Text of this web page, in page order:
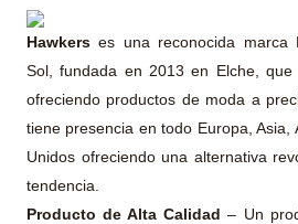
Hawkerses una reconocida marca
Sol, fundada en 2013 en Elche,
ofreciendo productos de moda a
tiene presencia en todo Europa, Asia,
Unidos ofreciendo una alternativa
tendencia.
Producto de Alta Calidad– Un